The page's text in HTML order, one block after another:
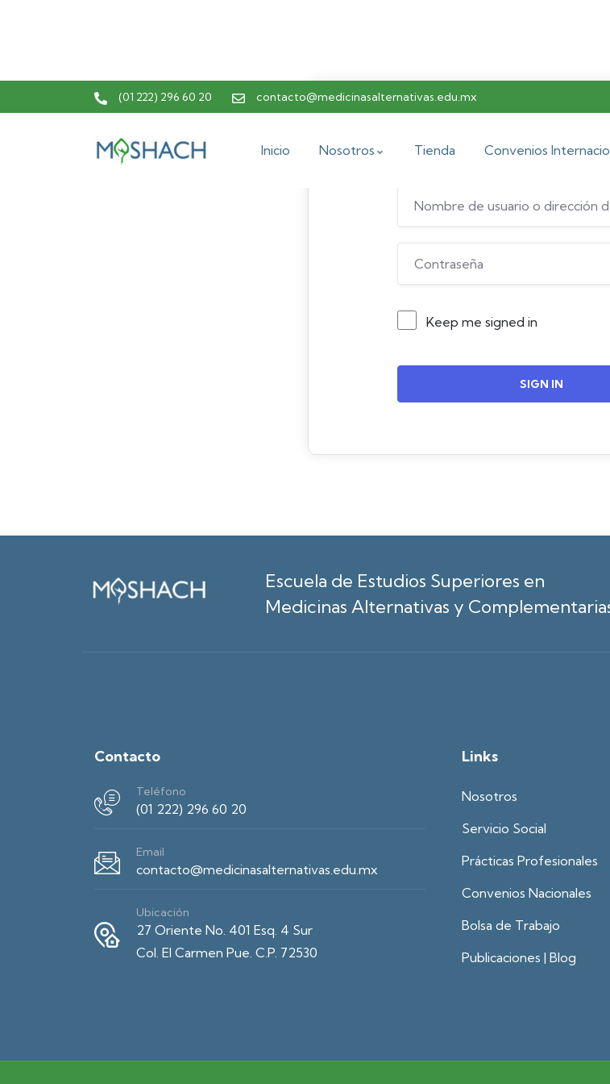
(01 222) 296 60 20 contacto@medicinasalternativas.edu.mx
Inicio Nosotros Tienda Convenios
Hi, Welcome back!
Keep me signed in
SIGN IN
Escuela de Estudios Superiores en
Medicinas Alternativas y
Contacto
Teléfono
(01 222) 296 60 20
Email
contacto@medicinasalternativas.edu.mx
Ubicación
27 Oriente No. 401 Esq. 4 Sur
Col. El Carmen Pue. C.P. 72530
Links
Nosotros
Servicio Social
Prácticas Profesionales
Convenios Nacionales
Bolsa de Trabajo
Publicaciones | Blog